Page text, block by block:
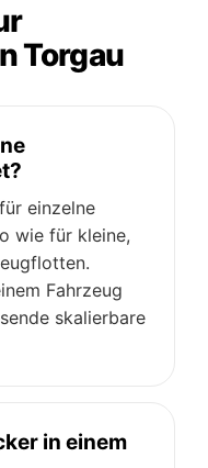
Torgau
einzelne
wie für kleine,
Fahrzeug
skalierbare
in einem